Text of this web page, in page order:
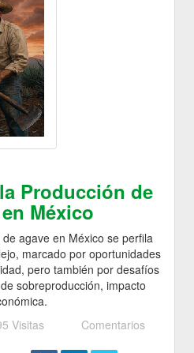
Producción de
México
agave en México se perfila
marcado por oportunidades
pero también por desafíos
sobreproducción, impacto
Visitas Comentarios